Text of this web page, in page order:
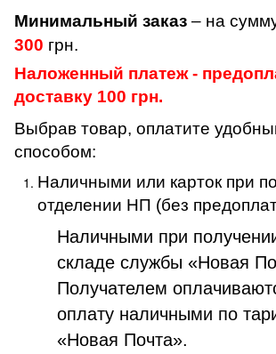
Минимальный заказ – на
300 грн.
Наложенный платеж -
доставку 100 грн.
Выбрав товар, оплатите
способом:
Наличными или карток при
отделении НП (без
Наличными при
складе службы «Новая
Получателем
оплату наличными по
«Новая Почта».